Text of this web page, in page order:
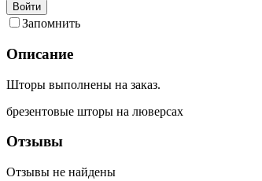
Войти
Запомнить
Описание
Шторы выполнены на заказ.
брезентовые шторы на люверсах
Отзывы
Отзывы не найдены